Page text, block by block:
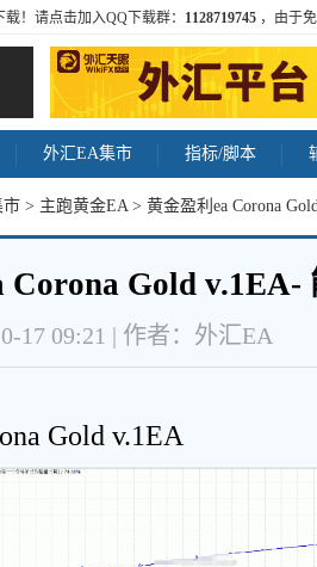
！请点击加入QQ下载群： 1128719745 ，由于
外汇EA集市 指标/脚本
市 > 主跑黄金EA> 黄金盈利ea Corona
Corona Gold v.1EA-
17 09:21 | 作者：外汇EA
Gold v.1EA